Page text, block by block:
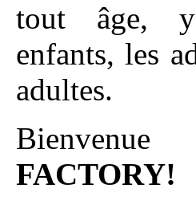
tout âge,
enfants, les
adultes.
FACTORY!